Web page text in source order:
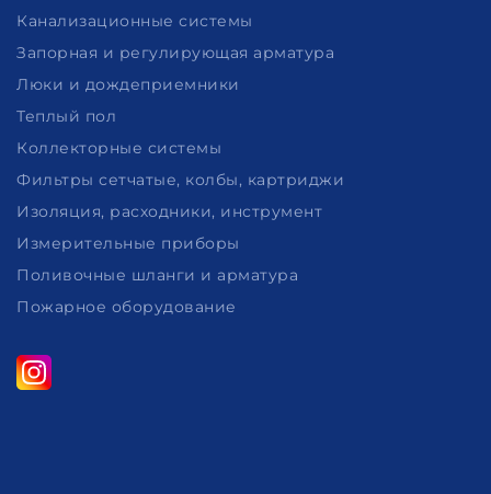
Канализационные системы
Запорная и регулирующая арматура
Люки и дождеприемники
Теплый пол
Коллекторные системы
Фильтры сетчатые, колбы, картриджи
Изоляция, расходники, инструмент
Измерительные приборы
Поливочные шланги и арматура
Пожарное оборудование